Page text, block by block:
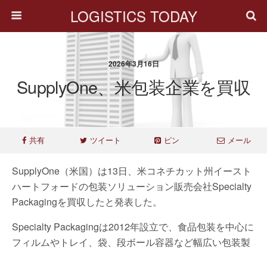
LOGISTICS TODAY
2026年3月16日
SupplyOne、米包装企業を買収
共有 ツイート ピン メール
SupplyOne（米国）は13日、米コネチカット州イースト
ハートフォードの包装ソリューション販売会社Specialty
Packagingを買収したと発表した。
Specialty Packagingは2012年設立で、食品包装を中心に
フィルムやトレイ、袋、段ボール容器など幅広い包装製